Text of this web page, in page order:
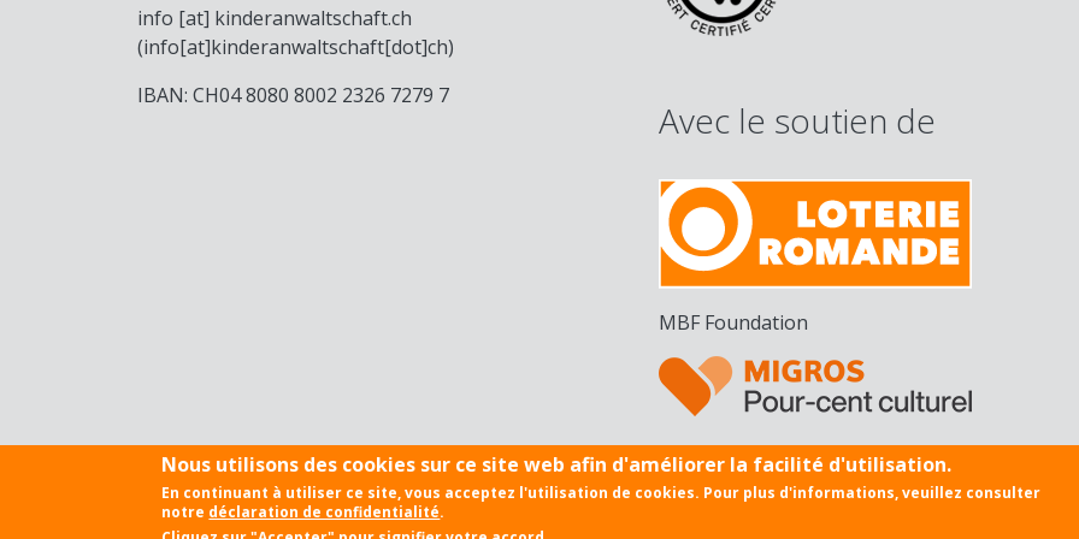
info [at] kinderanwaltschaft.ch
(info[at]kinderanwaltschaft[dot]ch)
IBAN: CH04 8080 8002 2326 7279 7
Avec le soutien de
MBF Foundation
Fußzeile
Impressum Contact Disclaimer
Nous utilisons des cookies sur ce site web afin d'améliorer la facilité d'utilisation.
En continuant à utiliser ce site, vous acceptez l'utilisation de cookies. Pour plus d'informations, veuillez consulter
notre déclaration de confidentialité.